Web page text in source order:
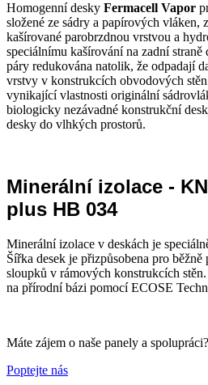
Homogenní desky Fermacell Vapor
složené ze sádry a papírových vláken,
kašírované parobrzdnou vrstvou a
speciálnímu kašírování na zadní
páry redukována natolik, že odpadají
vrstvy v konstrukcích obvodových
vynikající vlastnosti originální
biologicky nezávadné konstrukční
desky do vlhkých prostorů.
Minerální izolace -
plus HB 034
Minerální izolace v deskách je
Šířka desek je přizpůsobena pro
sloupků v rámových konstrukcích
na přírodní bázi pomocí ECOSE
Máte zájem o naše panely a spolupráci?
Poptejte nás